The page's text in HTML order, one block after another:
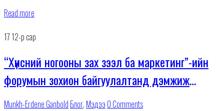
Read more
17 12-р сар
“Хүнсний ногооны зах зээл ба маркетинг”-ийн
форумын зохион байгуулалтанд дэмжиж
оролцлоо
Munkh-Erdene Ganbold Блог, Мэдээ 0 Comments